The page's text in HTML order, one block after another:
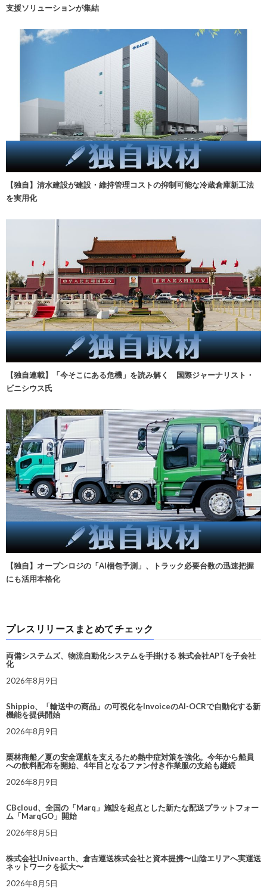
支援ソリューションが集結
【独自】清水建設が建設・維持管理コストの抑制可能な冷蔵倉庫新工法
を実用化
【独自連載】「今そこにある危機」を読み解く 国際ジャーナリスト・
ビニシウス氏
【独自】オープンロジの「AI梱包予測」、トラック必要台数の迅速把握
にも活用本格化
プレスリリースまとめてチェック
両備システムズ、物流自動化システムを手掛ける 株式会社APTを子会社
化
2026年8月9日
Shippio、「輸送中の商品」の可視化をInvoiceのAI-OCRで自動化する新
機能を提供開始
2026年8月9日
栗林商船／夏の安全運航を支えるため熱中症対策を強化。今年から船員
への飲料配布を開始、4年目となるファン付き作業服の支給も継続
2026年8月9日
CBcloud、全国の「Marq」施設を起点とした新たな配送プラットフォー
ム「MarqGO」開始
2026年8月5日
株式会社Univearth、倉吉運送株式会社と資本提携〜山陰エリアへ実運送
ネットワークを拡大〜
2026年8月5日